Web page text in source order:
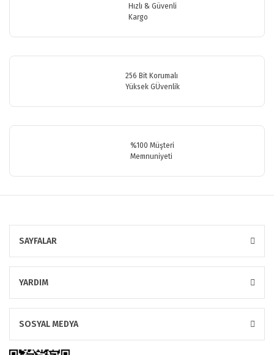
Ürün fiyatı diğer sitelerden daha pahalı.
Hızlı & Güvenli
Kargo
256 Bit Korumalı
Yüksek GÜvenlik
%100 Müşteri
Memnuniyeti
SAYFALAR
YARDIM
SOSYAL MEDYA